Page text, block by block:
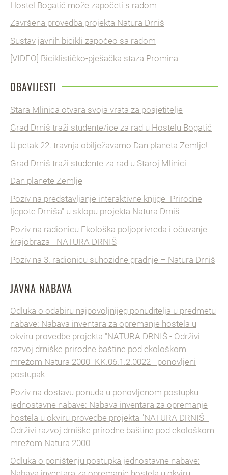
Hostel Bogatić može započeti s radom
Završena provedba projekta Natura Drniš
Sustav javnih bicikli započeo sa radom
[VIDEO] Biciklističko-pješačka staza Promina
OBAVIJESTI
Stara Mlinica otvara svoja vrata za posjetitelje
Grad Drniš traži studente/ice za rad u Hostelu Bogatić
U petak 22. travnja obilježavamo Dan planeta Zemlje!
Grad Drniš traži studente za rad u Staroj Mlinici
Dan planete Zemlje
Poziv na predstavljanje interaktivne knjige "Prirodne
ljepote Drniša" u sklopu projekta Natura Drniš
Poziv na radionicu Ekološka poljoprivreda i očuvanje
krajobraza - NATURA DRNIŠ
Poziv na 3. radionicu suhozidne gradnje – Natura Drniš
JAVNA NABAVA
Odluka o odabiru najpovoljnijeg ponuditelja u predmetu
nabave: Nabava inventara za opremanje hostela u
okviru provedbe projekta "NATURA DRNIŠ - Održivi
razvoj drniške prirodne baštine pod ekološkom
mrežom Natura 2000" KK.06.1.2.0022 - ponovljeni
postupak
Poziv na dostavu ponuda u ponovljenom postupku
jednostavne nabave: Nabava inventara za opremanje
hostela u okviru provedbe projekta "NATURA DRNIŠ -
Održivi razvoj drniške prirodne baštine pod ekološkom
mrežom Natura 2000"
Odluka o poništenju postupka jednostavne nabave: